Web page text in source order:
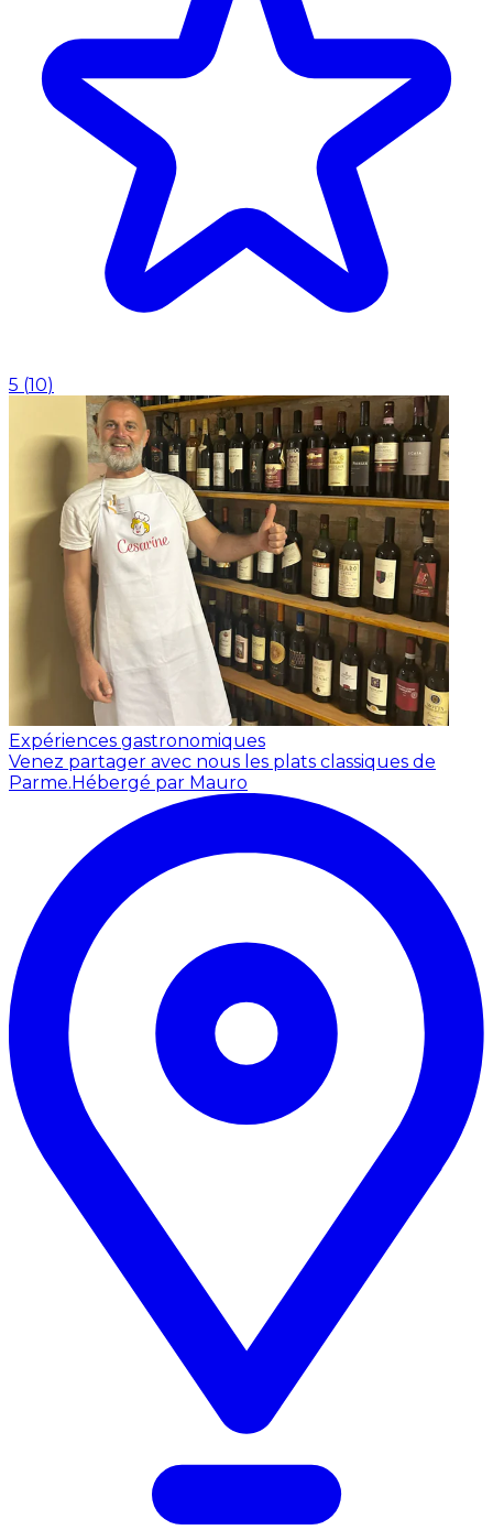
5 (10)
Expériences gastronomiques
Venez partager avec nous les plats classiques de
Parme.Hébergé par Mauro